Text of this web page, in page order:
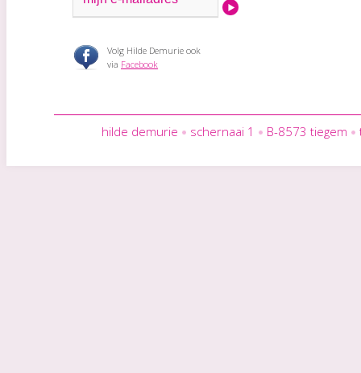
Volg Hilde Demurie ook
via Facebook
hilde demurie schernaai 1 B-8573 tiegem